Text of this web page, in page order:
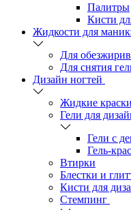
Палитры
Кисти
Жидкости для
Для
Для снятия
Дизайн ногтей
Жидкие краски
Гели для
Гели с
Гель-
Втирки
Блестки и
Кисти для
Стемпинг